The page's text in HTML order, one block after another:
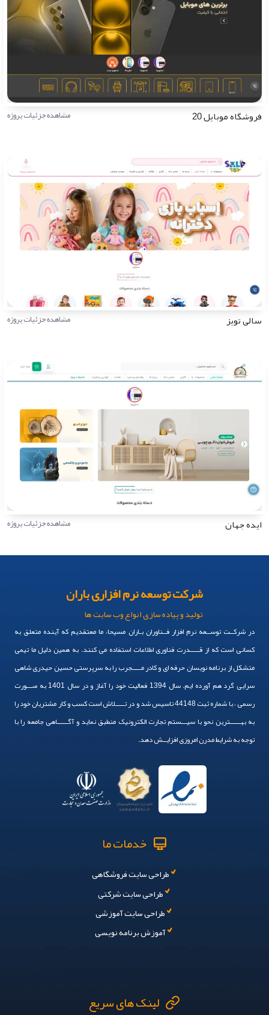
فروشگاه موبایل 20 مشاهده جزئیات پروژه
سالی تویز مشاهده جزئیات پروژه
ایده جهان مشاهده جزئیات پروژه
شرکت توسعه نرم افزاری باران
تولید و پیاده سازی انواع وب سایت ها
در شرکــت توســعه نرم افزار فــناوران بـاران مسیحا، ما معتقدیم که آینده متعلق به
کسانی است که از قـــــدرت فناوری اطلاعات استفاده می کنند. به همین دلیل ما تیمی
متشکل از برنامه نویسان حرفه ای و کادر مـــــجرب را به سرپرستی حسین حیدری شاهی
سرایی گرد هم آورده ایم. سال 1394 فعالیت خود را آغاز و در سال 1401 به صـــورت
رسمی ، با شماره ثبت 44148 تاسیس شد و در تـــــلاش است کسب و کار مشتریان خود را
به بهــــــترین نحو با سیـــستم تجارت الکترونیک منطبق نماید و آگــــــاهی جامعه را با
توجه به شرایط مدرن امروزی افزایــش دهد.
خدمات ما
طراحی سایت فروشگاهی
طراحی سایت شرکتی
طراحی سایت آموزشی
آموزش برنامه نویسی
لینک های سریع